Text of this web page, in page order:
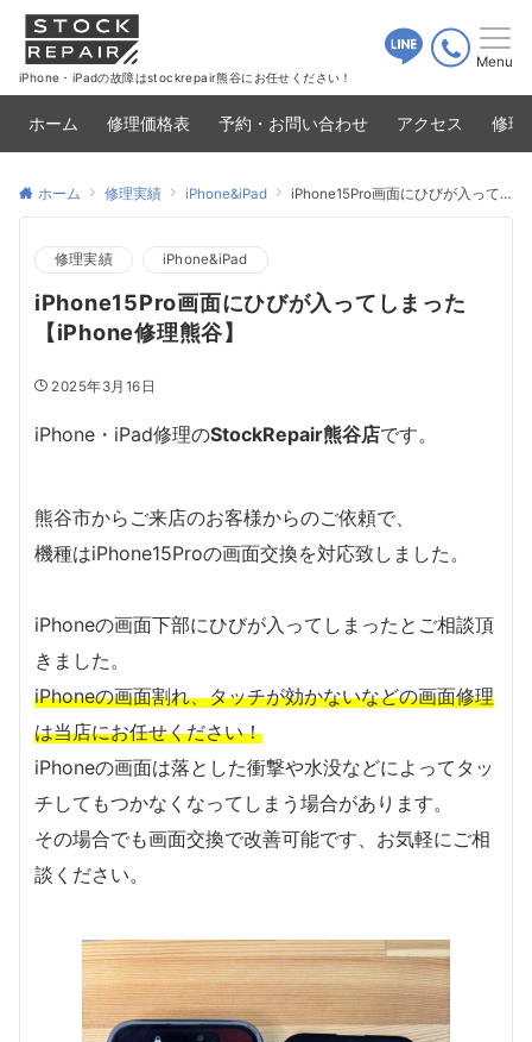
iPhone・iPadの故障はstockrepair熊谷にお任せください！
Menu
ホーム 修理価格表 予約・お問い合わせ アクセス 修理
ホーム 修理実績 iPhone&iPad iPhone15Pro画面にひびが入ってしまった【iPhone修理熊谷】
修理実績 iPhone&iPad
iPhone15Pro画面にひびが入ってしまった
【iPhone修理熊谷】
2025年3月16日
iPhone・iPad修理のStockRepair熊谷店です。
熊谷市からご来店のお客様からのご依頼で、
機種はiPhone15Proの画面交換を対応致しました。
iPhoneの画面下部にひびが入ってしまったとご相談頂
きました。
iPhoneの画面割れ、タッチが効かないなどの画面修理
は当店にお任せください！
iPhoneの画面は落とした衝撃や水没などによってタッ
チしてもつかなくなってしまう場合があります。
その場合でも画面交換で改善可能です、お気軽にご相
談ください。